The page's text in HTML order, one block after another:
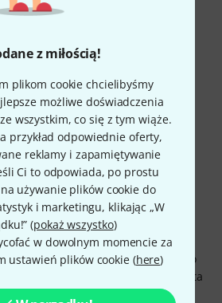
z miłością!
plikom cookie chcielibyśmy
możliwe doświadczenia
wszystkim, co się z tym wiąże.
przykład odpowiednie oferty,
reklamy i zapamiętywanie
Ci to odpowiada, po prostu
używanie plików cookie do
i marketingu, klikając „W
(pokaż wszystko)
w dowolnym momencie za
ustawień plików cookie (here)
21.11.2018
pedał chorusa. Jednak, jak
oferuje on więcej niż tylko
chorusa; ma również kilka innych,
Pedał można wykorzystać do
standardowych brzmień
bardziej
Dimension pozwala dodać do
lub opóźnienia, w zależności od kąta
drżenie dźwięku, przekształcając